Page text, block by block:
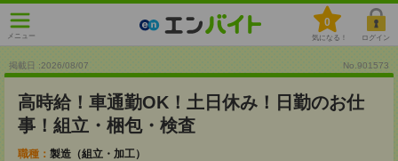
メニュー
0
気になる！ ログイン
掲載日 :2026/08/07 No.901573
高時給！車通勤OK！土日休み！日勤のお仕
事！組立・梱包・検査
職種： 製造（組立・加工）